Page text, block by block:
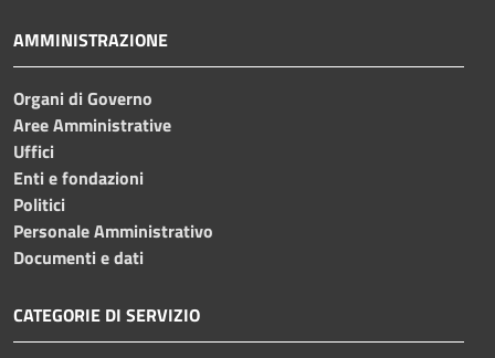
AMMINISTRAZIONE
Organi di Governo
Aree Amministrative
Uffici
Enti e fondazioni
Politici
Personale Amministrativo
Documenti e dati
CATEGORIE DI SERVIZIO